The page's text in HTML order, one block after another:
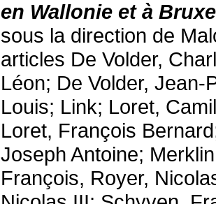
en Wallonie et à
sous la direction de
articles De Volder,
Léon; De Volder,
Louis; Link; Loret,
Loret, François
Joseph Antoine;
François, Royer,